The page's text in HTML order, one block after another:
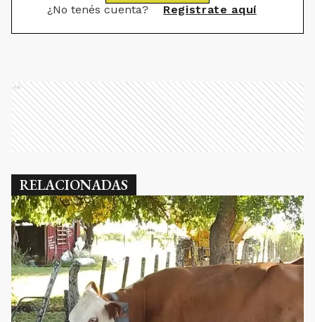
¿No tenés cuenta? Registrate aquí
Ads
RELACIONADAS